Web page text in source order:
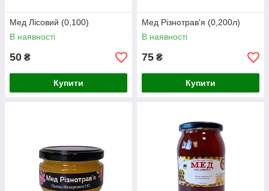
Мед Лісовий (0,100)
В наявності
50 ₴
Купити
Мед Різнотрав'я (0,200л)
В наявності
75 ₴
Купити